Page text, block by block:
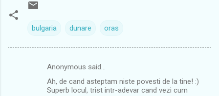
bulgaria dunare oras
Anonymous said…
Ah, de cand asteptam niste povesti de la tine! :)
Superb locul, trist intr-adevar cand vezi cum